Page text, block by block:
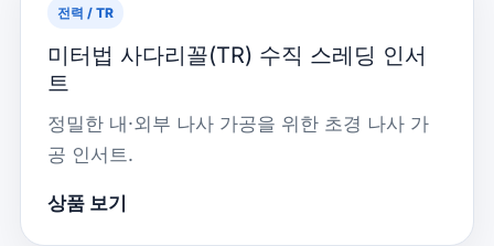
전력 / TR
미터법 사다리꼴(TR) 수직 스레딩 인서
트
정밀한 내·외부 나사 가공을 위한 초경 나사 가
공 인서트.
상품 보기